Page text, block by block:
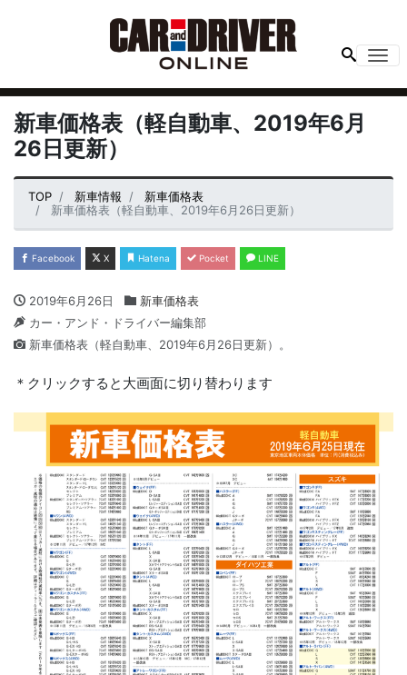
新車価格表（軽自動車、2019年6月
26日更新）
TOP 新車情報
新車価格表
新車価格表（軽自動車、2019年6月26日更新）
Facebook X Hatena Pocket LINE
2019年6月26日
新車価格表
カー・アンド・ドライバー編集部
新車価格表（軽自動車、2019年6月26日更新）。
＊クリックすると大画面に切り替わります